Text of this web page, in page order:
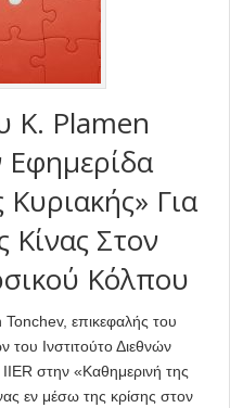
Κ. Plamen
Εφημερίδα
Για
Κίνας Στον
Κόλπου
επικεφαλής του
Ινστιτούτο Διεθνών
στην «Καθημερινή της
εν μέσω της κρίσης στον